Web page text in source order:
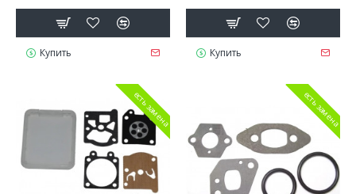
Купить Купить
есть замена есть замена